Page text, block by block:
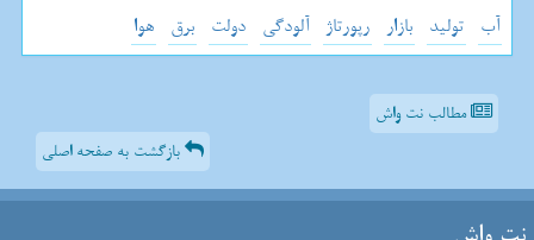
آب تولید بازار رپورتاژ آلودگی دولت برق هوا
مطالب نت واش
بازگشت به صفحه اصلی